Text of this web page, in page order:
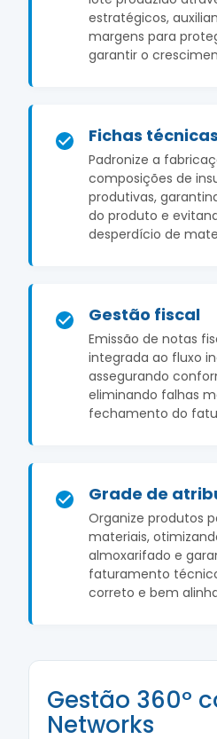
estratégicos,
margens para
garantir o
Fichas técnicas
Padronize a
composições de
produtivas,
do produto e
desperdício de
Gestão fiscal
Emissão de notas
integrada ao fluxo
assegurando
eliminando falhas
fechamento do
Grade de
Organize produtos
materiais,
almoxarifado e
faturamento
correto e bem
Gestão 360º
Networks